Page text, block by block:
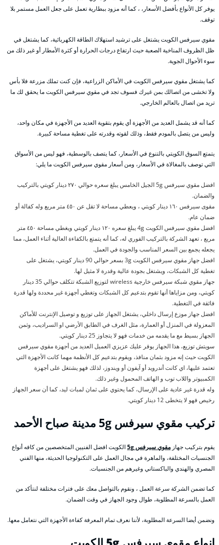
يوفر كل الأنواع بأفضل الأسعار، ، كما أنه مزود ببطارية تعمل على جعل العمل مستمر بلا
توقف.
مقوي سيرفس الكويت يشتغل على ترشيد استهلاك الطاقة الكهربائية، كما يشتغل في
ظل الظروف المناخية الصعبة حيث ارتفاع درجات الحرارة أو كثرة الأمطار أو غير ذلك من
سوء الأحوال الجوية.
كما يشتغل مقوي سيرفس الكويت في الأماكن الزراعية، فإن كنت تملك مزرعة فلا بأس
ولا تخشى من اتصالك بمن غيرك فسوف تجد في مقوي سيرفس الكويت ما يحقق لك ما
تريد من اتصال بالعالم الخارجي.
كما أنه قد يشمل العديد من الأجهزة أي يقوم بتقوية العديد من الأجهزة في مكان واحد،
وليس من يتصل بالمودم فقط، وذلك لقوته وقدرته على تغطية مساحة كبيرة.
يتمتع السوق الكويتي بالتنوع في الأسعار، كما يتصف بالوسطية، فهو ليس من الأسواق
التي توصف بالمغالاة في الأسعار، ومن أسعار مقوي سيرفس الكويت ما يلي:
افضل مقوي سيرفس 5g الجيل الخامس يبلغ سعره حوالي ٢٧٠ دينار كويتي بالتركيب
والضمان.
مقوى سيرفس ١٦٠ دينار كويتي ، ويعطي مساحة لا تقل عن ٤٥٠ متر مربع وله كفالة أو
ضمان عام.
افضل مقوي سيرفس الكويت 4g يبلغ سعره ١٢٠ دينار كويتي ويغطي مساحة ٤٥٠ متر
مربع ، تعهد الشركة بالتركيب الفوري له، كما أنه يتمتع بالكفاءة العالية أثناء العمل، مما
يجعله يجمع بين السعر المناسب والجودة في العمل.
افضل جهاز مقوي سيرفس الكويت 3g بسعر حوالي 90 دينار كويتي، يشتغل على
تغطية كل الشبكات، ويشتغل بجودة عالية وقدرة لا مثيل لها.
جهاز مقوي شبكة سيرفس خارجية wireless لتوزيع الشبكة تتكلف حوالي 35 دينار
كويتي، ومن مزاياها أنها تقوم بتدعيم كل الشبكات وتغطي أجهزة غير محددة ولها قدرة
فائقة في التغطية.
افضل جهاز موزع إرسال داخلي، يشتغل الجهاز على توزيع و توصيل الإنترنت للأماكن
المعزولة في المنزل أو العمارة، مثل الغرف في الطابق الأرضي او السراديب، وثمن
الجهاز بسيط مع ما يقدمه من خدمات فهو لا يتجاوز 25 دينار كويتي.
سويتش توزيع، هذا الجهاز يوفر عليك عزيزي العميل العديد من أجهزة مقوي سيرفس
الكويت حيث إنه مزود بثمان منافذ، ويقوم بتدعيم كل الأنظمة مهما كانت الأجهزة التي
تعتمد عليها، اي كانت أندرويد أو آيفون أو ويندوز، لذلك فهو يشتغل على أجهزة
الكمبيوتر واللاب توب و الهاتف المحمول وغير ذلك.
وله قدرة غير عادية على الإرسال، كما يحتوي على ثمان لمبات ليد، كما أن سعر الجهاز
رخيص فهو لا يتخطى 12 دينار كويتي.
تركيب مقوي سيرفس 5g مدينة صباح الأحمد
يقوم بتركيب جهاز مقوي سيرفس 5g
الكويت افضل الفنيين المتخصصين من كافه أنواع
الجنسيات المختلفة، والماهرة في مجال العمل على التكنولوجيا الحديثة، منها الفني
المصري والهندي والباكستاني وغيرهم من الجنسيات.
كما تضمن الشركة سرعة العمل ، ونقوم بالتواصل معك على فترات مختلفة لنتأكد من
العمل بالسرعة المطلوبة، طوال وجود الجهاز في وقت الضمان.
ونضمن أيضا السرعة المطلوبة، لأننا نعرف تمام المعرفة كفاءة الأجهزة التي نتعامل معها.